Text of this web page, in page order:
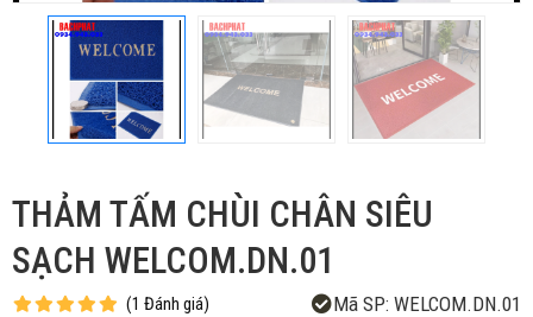
THẢM TẤM CHÙI CHÂN SIÊU
SẠCH WELCOM.DN.01
(1 Đánh giá) Mã SP: WELCOM.DN.01